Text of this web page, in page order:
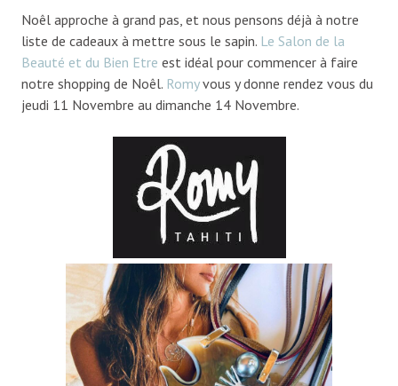
Noêl approche à grand pas, et nous pensons déjà à notre
liste de cadeaux à mettre sous le sapin. Le Salon de la
Beauté et du Bien Etre est idéal pour commencer à faire
notre shopping de Noêl. Romyvous y donne rendez vous du
jeudi 11 Novembre au dimanche 14 Novembre.